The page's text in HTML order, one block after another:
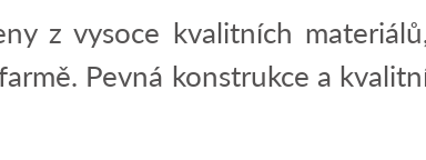
z vysoce kvalitních
Pevná konstrukce a